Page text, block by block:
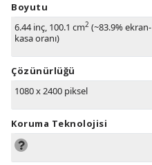
Boyutu
6.44 inç, 100.1 cm2 (~83.9% ekran-
kasa oranı)
Çözünürlüğü
1080 x 2400 piksel
Koruma Teknolojisi